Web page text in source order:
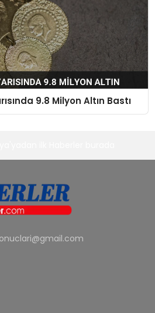
9.8 Milyon Altın Bastı